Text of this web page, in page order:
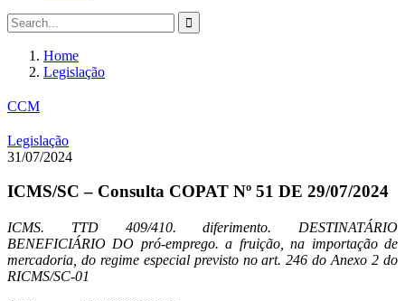
Home
Legislação
CCM
Legislação
31/07/2024
ICMS/SC – Consulta COPAT Nº 51 DE 29/07/2024
ICMS. TTD 409/410. diferimento. DESTINATÁRIO
BENEFICIÁRIO DO pró-emprego. a fruição, na importação de
mercadoria, do regime especial previsto no art. 246 do Anexo 2 do
RICMS/SC-01